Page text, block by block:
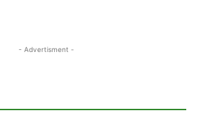
- Advertisment -